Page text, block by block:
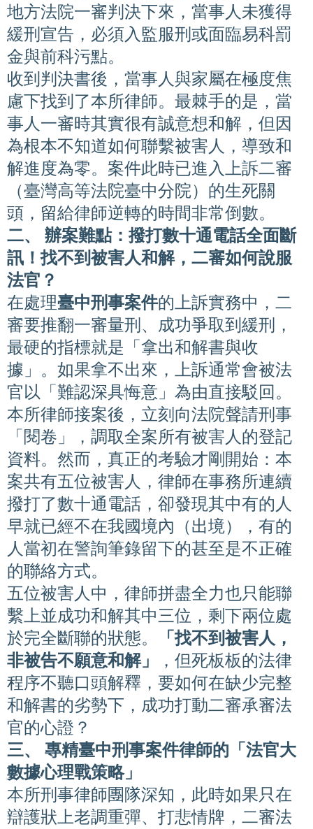
地方法院一審判決下來，當事人未獲得
緩刑宣告，必須入監服刑或面臨易科罰
金與前科污點。
收到判決書後，當事人與家屬在極度焦
慮下找到了本所律師。最棘手的是，當
事人一審時其實很有誠意想和解，但因
為根本不知道如何聯繫被害人，導致和
解進度為零。案件此時已進入上訴二審
（臺灣高等法院臺中分院）的生死關
頭，留給律師逆轉的時間非常倒數。
二、 辦案難點：撥打數十通電話全面斷
訊！找不到被害人和解，二審如何說服
法官？
在處理臺中刑事案件的上訴實務中，二
審要推翻一審量刑、成功爭取到緩刑，
最硬的指標就是「拿出和解書與收
據」。如果拿不出來，上訴通常會被法
官以「難認深具悔意」為由直接駁回。
本所律師接案後，立刻向法院聲請刑事
「閱卷」，調取全案所有被害人的登記
資料。然而，真正的考驗才剛開始：本
案共有五位被害人，律師在事務所連續
撥打了數十通電話，卻發現其中有的人
早就已經不在我國境內（出境），有的
人當初在警詢筆錄留下的甚至是不正確
的聯絡方式。
五位被害人中，律師拼盡全力也只能聯
繫上並成功和解其中三位，剩下兩位處
於完全斷聯的狀態。
「找不到被害人，
非被告不願意和解」
，但死板板的法律
程序不聽口頭解釋，要如何在缺少完整
和解書的劣勢下，成功打動二審承審法
官的心證？
三、 專精臺中刑事案件律師的「法官大
數據心理戰策略」
本所刑事律師團隊深知，此時如果只在
辯護狀上老調重彈、打悲情牌，二審法